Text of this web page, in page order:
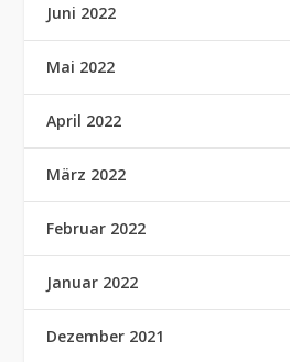
Juni 2022
Mai 2022
April 2022
März 2022
Februar 2022
Januar 2022
Dezember 2021